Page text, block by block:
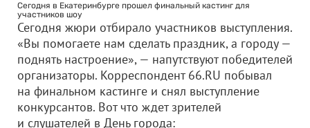
Сегодня в Екатеринбурге прошел финальный кастинг для
участников шоу
Сегодня жюри отбирало участников выступления.
«Вы помогаете нам сделать праздник, а городу —
поднять настроение», — напутствуют победителей
организаторы. Корреспондент 66.RU побывал
на финальном кастинге и снял выступление
конкурсантов. Вот что ждет зрителей
и слушателей в День города: